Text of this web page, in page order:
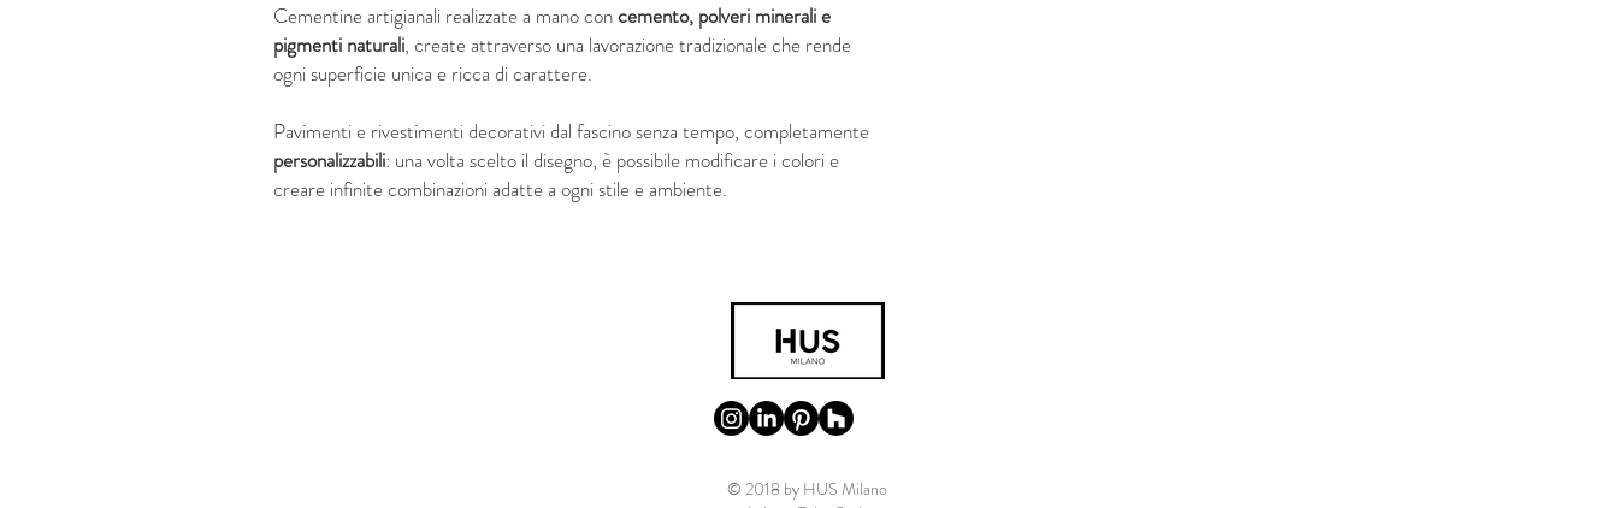
Cementine artigianali realizzate a mano concemento, polveri minerali e
pigmenti naturali, create attraverso una lavorazione tradizionale che rende
ogni superficie unica e ricca di carattere.
Pavimenti e rivestimenti decorativi dal fascino senza tempo, completamente
personalizzabili: una volta scelto il disegno, è possibile modificare i colori e
creare infinite combinazioni adatte a ogni stile e ambiente.
© 2018 by HUS Milano